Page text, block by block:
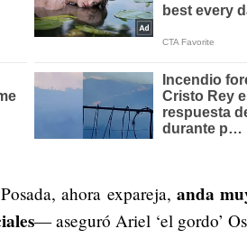
ahora expareja, anda
— aseguró Ariel ‘el gordo’